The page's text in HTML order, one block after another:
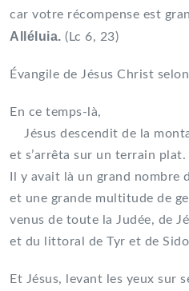
car votre récompense est
Alléluia. (Lc 6, 23)
Évangile de Jésus Christ
En ce temps-là,
Jésus descendit de la
et s’arrêta sur un terrain plat.
Il y avait là un grand nombre
et une grande multitude de
venus de toute la Judée, de
et du littoral de Tyr et de
Et Jésus, levant les yeux sur